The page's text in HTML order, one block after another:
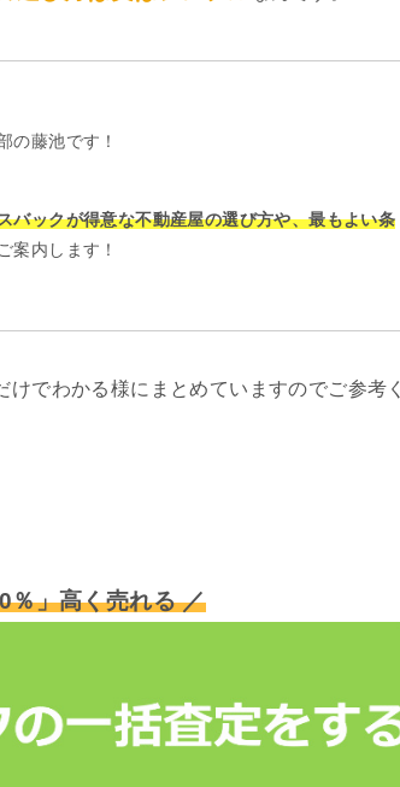
の藤池です！
バックが得意な不動産屋の選び方や、最もよい条
案内します！
でわかる様にまとめていますのでご参考く
％」高く売れる ／